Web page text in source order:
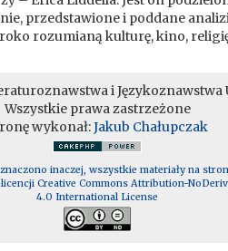
przedstawione i poddane
rozumianą kulturę, kino,
i Językoznawstwa
Wszystkie prawa zastrzeżone
wykonał:Jakub Chałupczak
inaczej, wszystkie materiały na
Creative Commons Attribution-
4.0 International License